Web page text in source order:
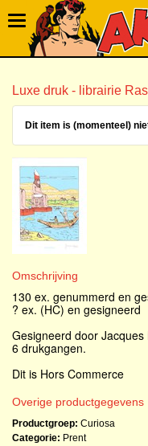
Luxe druk - librairie
Dit item is (momenteel)
Omschrijving
130 ex. genummerd en
? ex. (HC) en gesigneerd
Gesigneerd door
6 drukgangen.
Dit is Hors Commerce
Overige productgegevens
Productgroep: Curiosa
Categorie: Prent